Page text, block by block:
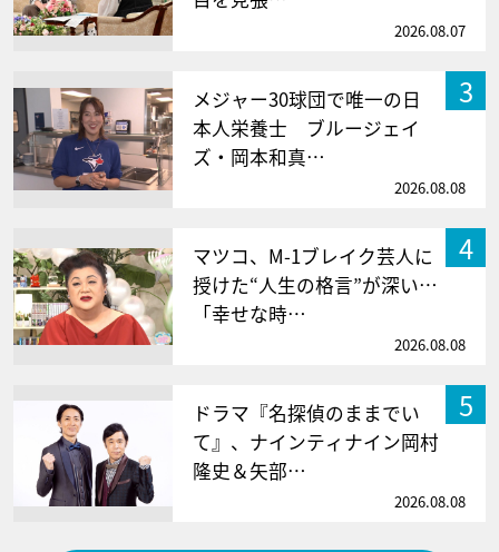
2026.08.07
3
メジャー30球団で唯一の日
本人栄養士 ブルージェイ
ズ・岡本和真…
2026.08.08
4
マツコ、M-1ブレイク芸人に
授けた“人生の格言”が深い…
「幸せな時…
2026.08.08
5
ドラマ『名探偵のままでい
て』、ナインティナイン岡村
隆史＆矢部…
2026.08.08